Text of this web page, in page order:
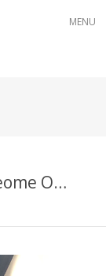
MENU
[학회] 2019 HUPO (Human Proteome Organization)